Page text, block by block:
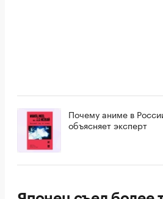
Почему аниме в
объясняет эксперт